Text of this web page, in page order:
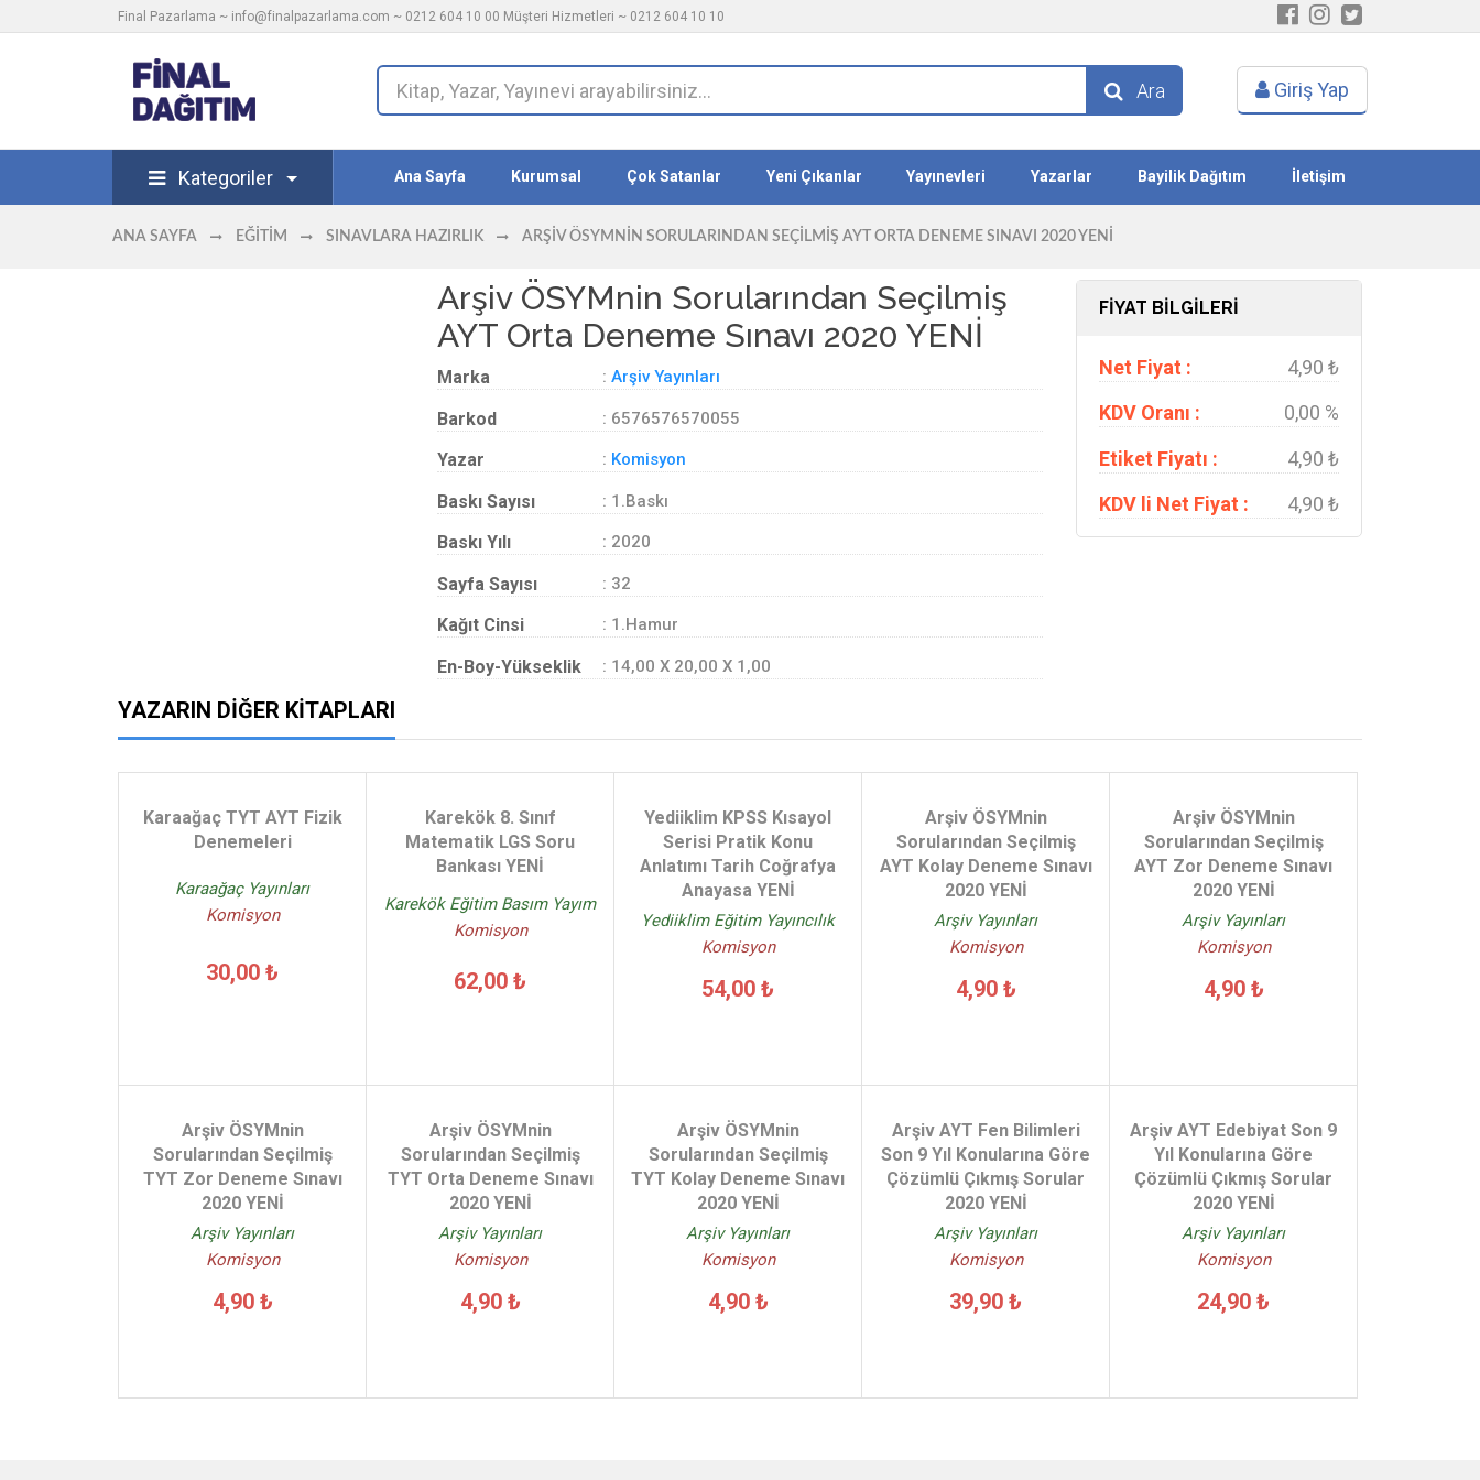
Final Pazarlama ~ info@finalpazarlama.com ~ 0212 604 10 00 Müşteri Hizmetleri ~ 0212 604 10 10
Ara Giriş Yap
Kategoriler Ana Sayfa Kurumsal Çok Satanlar Yeni Çıkanlar Yayınevleri Yazarlar Bayilik Dağıtım İletişim
ANA SAYFA EĞITIM SINAVLARA HAZIRLIK ARŞIV ÖSYMNIN SORULARINDAN SEÇILMIŞ AYT ORTA DENEME SINAVI 2020 YENİ
Arşiv ÖSYMnin Sorularından Seçilmiş
AYT Orta Deneme Sınavı 2020 YENİ
Marka : Arşiv Yayınları
Barkod : 6576576570055
Yazar : Komisyon
Baskı Sayısı : 1.Baskı
Baskı Yılı : 2020
Sayfa Sayısı : 32
Kağıt Cinsi : 1.Hamur
En-Boy-Yükseklik : 14,00 X 20,00 X 1,00
FİYAT BİLGİLERİ
Net Fiyat :
4,90 ₺
KDV Oranı :
0,00 %
Etiket Fiyatı :
4,90 ₺
KDV li Net Fiyat :
4,90 ₺
YAZARIN DIĞER KITAPLARI
Karaağaç TYT AYT Fizik
Denemeleri
Karaağaç Yayınları
Komisyon
30,00 ₺
Karekök 8. Sınıf
Matematik LGS Soru
Bankası YENİ
Karekök Eğitim Basım Yayım
Komisyon
62,00 ₺
Yediiklim KPSS Kısayol
Serisi Pratik Konu
Anlatımı Tarih Coğrafya
Anayasa YENİ
Yediiklim Eğitim Yayıncılık
Komisyon
54,00 ₺
Arşiv ÖSYMnin
Sorularından Seçilmiş
AYT Kolay Deneme Sınavı
2020 YENİ
Arşiv Yayınları
Komisyon
4,90 ₺
Arşiv ÖSYMnin
Sorularından Seçilmiş
AYT Zor Deneme Sınavı
2020 YENİ
Arşiv Yayınları
Komisyon
4,90 ₺
Arşiv ÖSYMnin
Sorularından Seçilmiş
TYT Zor Deneme Sınavı
2020 YENİ
Arşiv Yayınları
Komisyon
4,90 ₺
Arşiv ÖSYMnin
Sorularından Seçilmiş
TYT Orta Deneme Sınavı
2020 YENİ
Arşiv Yayınları
Komisyon
4,90 ₺
Arşiv ÖSYMnin
Sorularından Seçilmiş
TYT Kolay Deneme Sınavı
2020 YENİ
Arşiv Yayınları
Komisyon
4,90 ₺
Arşiv AYT Fen Bilimleri
Son 9 Yıl Konularına Göre
Çözümlü Çıkmış Sorular
2020 YENİ
Arşiv Yayınları
Komisyon
39,90 ₺
Arşiv AYT Edebiyat Son 9
Yıl Konularına Göre
Çözümlü Çıkmış Sorular
2020 YENİ
Arşiv Yayınları
Komisyon
24,90 ₺